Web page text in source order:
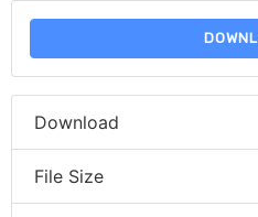
Download
File Size